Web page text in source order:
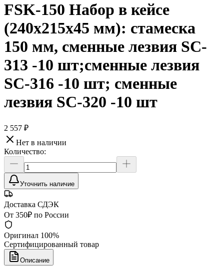
FSK-150 Набор в кейсе
(240х215х45 мм): стамеска
150 мм, сменные лезвия SC-
313 -10 шт;сменные лезвия
SC-316 -10 шт; сменные
лезвия SC-320 -10 шт
2 557 ₽
Нет в наличии
Количество:
Уточнить наличие
Доставка СДЭК
От 350₽ по России
Оригинал 100%
Сертифицированный товар
Описание